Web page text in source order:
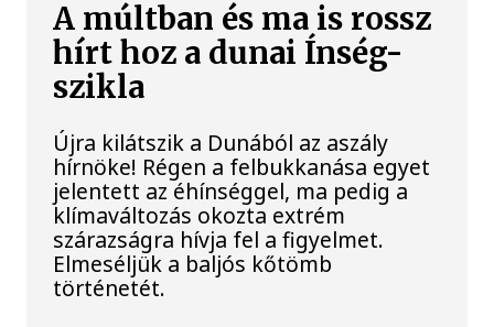
A múltban és ma is rossz
hírt hoz a dunai Ínség-
szikla
Újra kilátszik a Dunából az aszály
hírnöke! Régen a felbukkanása egyet
jelentett az éhínséggel, ma pedig a
klímaváltozás okozta extrém
szárazságra hívja fel a figyelmet.
Elmeséljük a baljós kőtömb
történetét.